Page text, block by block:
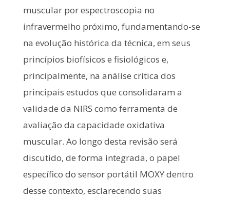
muscular por espectroscopia no
infravermelho próximo, fundamentando-se
na evolução histórica da técnica, em seus
princípios biofísicos e fisiológicos e,
principalmente, na análise crítica dos
principais estudos que consolidaram a
validade da NIRS como ferramenta de
avaliação da capacidade oxidativa
muscular. Ao longo desta revisão será
discutido, de forma integrada, o papel
específico do sensor portátil MOXY dentro
desse contexto, esclarecendo suas